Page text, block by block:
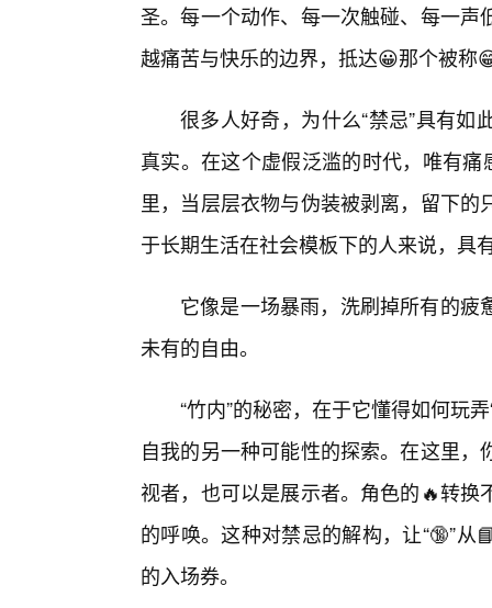
圣。每一个动作、每一次触碰、每一
越痛苦与快乐的边界，抵达😀那个被称
很多人好奇，为什么“禁忌”具有
真实。在这个虚假泛滥的时代，唯有
里，当层层衣物与伪装被剥离，留下
于长期生活在社会模板下的人来说，具
它像是一场暴雨，洗刷掉所有的
未有的自由。
“竹内”的秘密，在于它懂得如何玩
自我的另一种可能性的探索。在这里
视者，也可以是展示者。角色的🔥转
的呼唤。这种对禁忌的解构，让“🔞”
的入场券。